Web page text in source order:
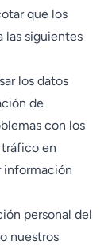
que los
las siguientes
los datos
de
con los
en
información
personal del
nuestros